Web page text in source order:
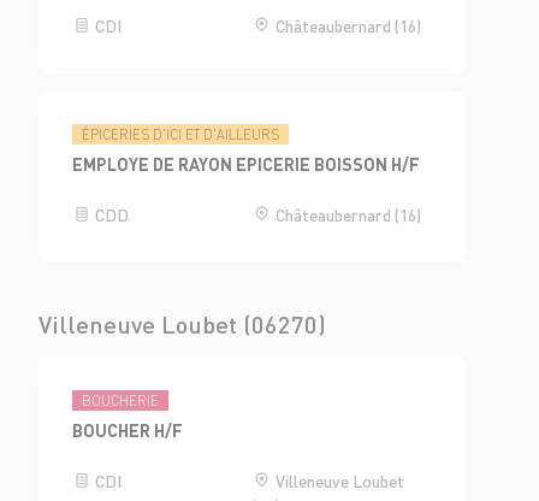
CDI Châteaubernard (16)
ÉPICERIES D'ICI ET D'AILLEURS
EMPLOYE DE RAYON EPICERIE BOISSON H/F
CDD Châteaubernard (16)
Villeneuve Loubet (06270)
BOUCHERIE
BOUCHER H/F
CDI
Villeneuve Loubet